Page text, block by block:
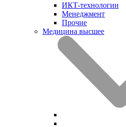
ИКТ-технологии
Менеджмент
Прочие
Медицина высшее